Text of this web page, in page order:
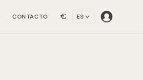
CONTACTO € ES